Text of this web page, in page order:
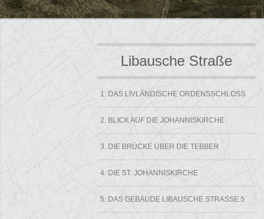
Libausche Straße
1. DAS LIVLÄNDISCHE ORDENSSCHLOSS
2. BLICK AUF DIE JOHANNISKIRCHE
3. DIE BRÜCKE ÜBER DIE TEBBER
4. DIE ST. JOHANNISKIRCHE
5. DAS GEBÄUDE LIBAUSCHE STRASSE 5